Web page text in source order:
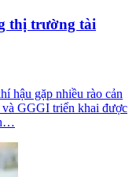
thị trường tài
hậu gặp nhiều rào cản
GGGI triển khai được